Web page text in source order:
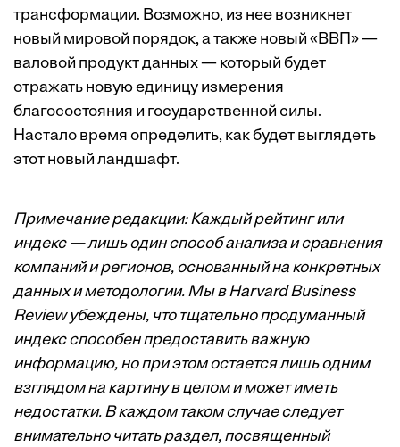
трансформации. Возможно, из нее возникнет
новый мировой порядок, а также новый «ВВП» —
валовой продукт данных — который будет
отражать новую единицу измерения
благосостояния и государственной силы.
Настало время определить, как будет выглядеть
этот новый ландшафт.
Примечание редакции: Каждый рейтинг или
индекс — лишь один способ анализа и сравнения
компаний и регионов, основанный на конкретных
данных и методологии. Мы в Harvard Business
Review убеждены, что тщательно продуманный
индекс способен предоставить важную
информацию, но при этом остается лишь одним
взглядом на картину в целом и может иметь
недостатки. В каждом таком случае следует
внимательно читать раздел, посвященный